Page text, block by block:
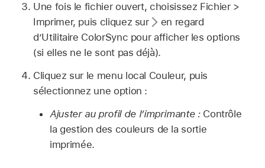
Une fois le fichier ouvert, choisissez Fichier >
Imprimer, puis cliquez sur
en regard
d’Utilitaire ColorSync pour afficher les options
(si elles ne le sont pas déjà).
Cliquez sur le menu local Couleur, puis
sélectionnez une option :
Ajuster au profil de l’imprimante :Contrôle
la gestion des couleurs de la sortie
imprimée.